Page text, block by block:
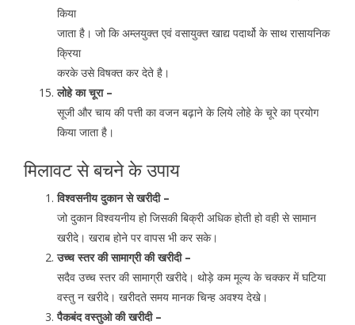
किया
जाता है। जो कि अम्लयुक्त एवं वसायुक्त खाद्य पदार्थो के साथ रासायनिक
क्रिया
करके उसे विषक्त कर देते है।
लोहे का चूरा –
सूजी और चाय की पत्ती का वजन बढ़ाने के लिये लोहे के चूरे का प्रयोग
किया जाता है।
मिलावट से बचने के उपाय
विश्वसनीय दुकान से खरीदी –
जो दुकान विश्वयनीय हो जिसकी बिक्री अधिक होती हो वही से सामान
खरीदे। खराब होने पर वापस भी कर सके।
उच्च स्तर की सामाग्री की खरीदी –
सदैव उच्च स्तर की सामाग्री खरीदे। थोड़े कम मूल्य के चक्कर में घटिया
वस्तु न खरीदे। खरीदते समय मानक चिन्ह अवश्य देखे।
पैकबंद वस्तुओ की खरीदी –